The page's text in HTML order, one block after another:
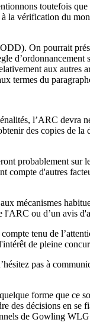
toutefois
vérification du
On pourrait
aux
du
l’ARC devra
des copies de
probablement
d'autres
mécanismes
ou d’un avis
tenu de
de pleine
pas à
forme que
décisions en
de Gowling